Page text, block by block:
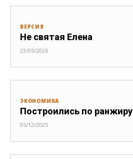
ВЕРСИЯ
Не святая Елена
23/05/2026
ЭКОНОМИКА
Построились по ранжиру
05/12/2025